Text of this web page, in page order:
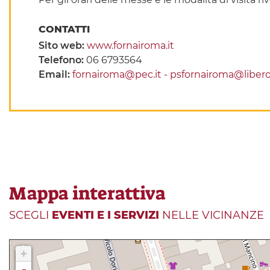
CONTATTI
Sito web: www.fornairoma.it
Telefono: 06 6793564
Email: fornairoma@pec.it -
Mappa interattiva
SCEGLI EVENTI E I SERVIZI NELLE VICINANZE
+